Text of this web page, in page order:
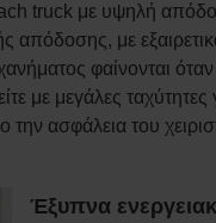
truck με υψηλή
απόδοσης, με
φαίνονται
με μεγάλες
την ασφάλεια του
Έξυπνα